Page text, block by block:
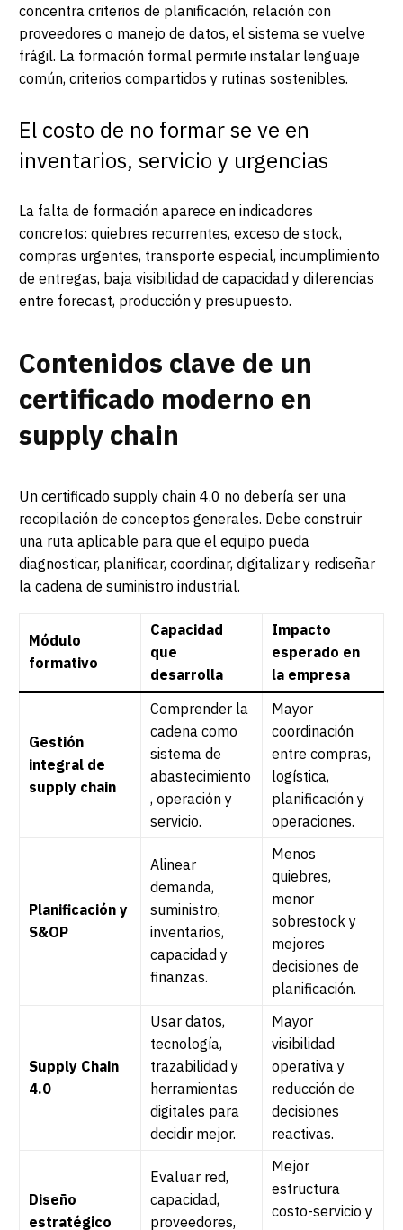
concentra criterios de planificación, relación con
proveedores o manejo de datos, el sistema se vuelve
frágil. La formación formal permite instalar lenguaje
común, criterios compartidos y rutinas sostenibles.
El costo de no formar se ve en
inventarios, servicio y urgencias
La falta de formación aparece en indicadores
concretos: quiebres recurrentes, exceso de stock,
compras urgentes, transporte especial, incumplimiento
de entregas, baja visibilidad de capacidad y diferencias
entre forecast, producción y presupuesto.
Contenidos clave de un
certificado moderno en
supply chain
Un certificado supply chain 4.0 no debería ser una
recopilación de conceptos generales. Debe construir
una ruta aplicable para que el equipo pueda
diagnosticar, planificar, coordinar, digitalizar y rediseñar
la cadena de suministro industrial.
Módulo
formativo
Capacidad
que
desarrolla
Impacto
esperado en
la empresa
Gestión
integral de
supply chain
Comprender la
cadena como
sistema de
abastecimiento
, operación y
servicio.
Mayor
coordinación
entre compras,
logística,
planificación y
operaciones.
Planificación y
S&OP
Alinear
demanda,
suministro,
inventarios,
capacidad y
finanzas.
Menos
quiebres,
menor
sobrestock y
mejores
decisiones de
planificación.
Supply Chain
4.0
Usar datos,
tecnología,
trazabilidad y
herramientas
digitales para
decidir mejor.
Mayor
visibilidad
operativa y
reducción de
decisiones
reactivas.
Diseño
estratégico
Evaluar red,
capacidad,
proveedores,
Mejor
estructura
costo-servicio y